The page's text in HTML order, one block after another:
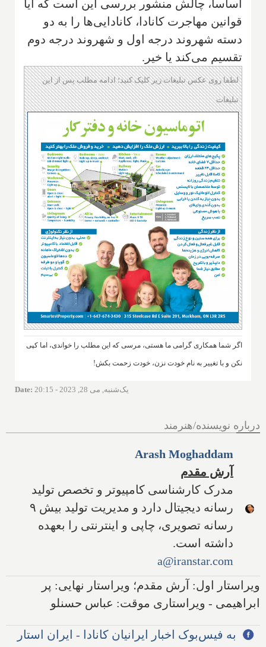
اساسا، چالش منشور بررسی این است که آیا
قوانین مهاجرت کانادا، کانادایی‌ها را به دو
دسته شهروند درجه اول و شهروند درجه دوم
تقسیم می‌کند یا خیر.
لطفا روی عکس تبلیغات زیر کلیک کنید؛ ادامه مطلب پس از این
تبلیغات
اگر شما همکاری گرامی ما هستی، مرسی که این مطلب را خواندی، اما کپی
نکن و با تغییر به نام خودت نزن، خودت زحمت بکش!
Date: یک‌شنبه, می 28, 2023 - 20:15
درباره نویسنده/هنرمند
Arash Moghaddam
آرش مقدم
مدرک کارشناسی کامپیوتر و تخصص تولید
رسانه دیجیتال دارد و مدیریت تولید بیش ۹
رسانه تصویری، چاپی و اینترنتی را بعهده
داشته است.
a@iranstar.com
ویراستار اول: آرش مقدم؛ ویراستار نهایی: پر
ابراهیمی - ویراستاری موقت: عباس حسنلو
به فیس‌بوک اخبار ایرانیان کانادا - ایران استار